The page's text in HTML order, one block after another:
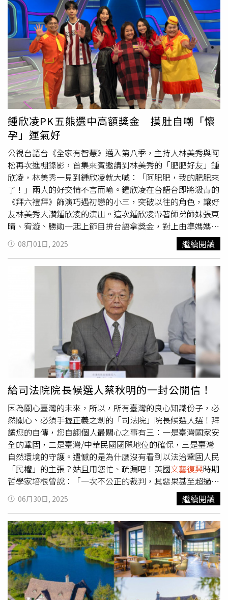
「AFC1626CGR 精湛型馬桶」則以節水、溫座與多段沖水
為訴求，在實用性與價格之間取得平衡，為消費者提供新選
擇。展場亦同步展出多款熱銷系列產品，讓參觀者能依據生
活型態獲得實際搭配靈感，感受設計為空間帶來的改變力
量。Berlolini品牌首度亮相・義式美學進駐日常全新衛浴品
牌Berlolini正式於本次展會亮相，以「義式典雅．智慧美
學」為品牌核心，將 文藝復興
時期的經典美感重新轉化為當
代設計語彙，推出造型洗臉盆、獨立浴缸與金屬工藝龍頭等
新品，展現對比例、材質與細節的堅持，為高端場域注入藝
術層次。2025建材展（新品牌發布）。（圖片提供／和
成）和成誠摯邀請經銷夥伴、設計專業人士與消費者蒞臨參
觀，體驗整體衛浴帶來的空間革新，共同打造更智慧、永續
的生活環境。展覽期間同步推出「好運一路發」雙重線上線
下活動，即日起至12/31(一)23:59止，於活動貼文TAG好友
並分享，即可抽齊柏林桌曆與月曆共20份；
12/11(四)~12/14(日)現場參加刮刮樂活動，即可獲精美小
禮物，每日限量100份，贈完為止。展覽時間｜
2025/12/11(四)-12/14(日)10:00-18:00（最後一天16:00結
束） 展覽地點｜南港展覽館1館一樓I-1106（攤位於展場左
上方）活動官網：https://reurl.cc/MMXqz4
更陸續完成國內最大的兒童遊戲場熊猴森樂園、海世界水樂
園等親子休憩設施，滿足各年齡層共融需求。新北市府從水
岸休憩城市的角度出發，近年於新北大都會公園園區舉辦多
場大型活動，光是今年上半年吸引超過2000萬人次造訪，
稱霸全台，成為親子出遊、民眾休閒、青年運動及活動舉辦
的熱門地點。新北市高灘處長黃裕斌表示，新北大都會公園
白天熱鬧多彩，夜晚同樣迷人，橫跨園區兩岸的「辰光橋」
融合河岸景致與藝術美學，夜間在光雕映照下，如銀河般的
曲線橋身別具浪漫。義大利是文藝復興之都，高灘處今年1
月推出「情繫辰光」光雕展，首次參賽便獲義大利指標性獎
項，為新北市的光環境營造再添國際榮耀，再次驗證新北軟
實力。高灘處說，根據大數據分析，海世界水樂園為雙北玩
水熱門景點討論度排行榜第1名。由於國內旅遊熱度持續升
高，民眾可結合新莊、五股及三蘆等周邊景點，以大都會公
園為核心安排1至2天的輕旅行。來自桃園、育有2子的王先
生表示，暑假常搭乘機捷到大都會公園野餐，熊猴森樂園周
邊有寬闊的綠地空間，適合全家放鬆休憩，小朋友最愛的海
世界水樂園更是人潮滿滿，園區設施安全友善，家長放心、
孩子玩得盡興。
鍾欣凌PK五熊選中高額獎金 摸肚自嘲「懷
孕」運氣好
公視台語台《全家有智慧》邁入第八季，主持人林美秀與阿
松再次進棚錄影，首集來賓邀請到林美秀的「肥肥好友」鍾
欣凌，林美秀一見到鍾欣凌就大喊：「阿肥肥，我的肥肥來
了！」兩人的好交情不言而喻。鍾欣凌在台語台即將殺青的
《拜六禮拜》飾演巧遇初戀的小三，突破以往的角色，讓好
友林美秀大讚鍾欣凌的演出。這次鍾欣凌帶著師弟師妹張東
晴、宥漩、勝勛一起上節目拚台語拿獎金，對上由準媽媽蔡
頤榛（五熊），以及老公張皓羽、知名劇集飾演Sega老師
的陳彥嘉、魔術師好友朱宣翰。蔡頤榛首度與老公合體上節
目，希望兒子好運帶財能搶下百萬。節目從第七季開始祭出
高額獎金，林美秀分享上次遇到第七季的百萬得主，「他跟
我說有拿到獎金，我說多少？他說100萬。」阿松也掛保
證，「真的把百萬送出去，不是開玩笑，我們都玩真的。」
讓現場哄堂大笑。為帶給觀眾全新視覺體驗，這季節目更加
入AI科技，讓歷史老照片轉成會動的影片，鍾欣凌卻被日本
式風格建築物「總督府」的台語發音考倒，
連林美秀跟隊友都忍不住頻頻給提示，鍾欣凌聽得一頭霧
水，大聲抱怨：「你們打Pass認真打啦！看了好累。」兩隊
分數持續拉扯，最後隊長們P.K.選關鍵字聯想題會有相對應
獎金，鍾欣凌一路都幸運選中高額獎金，好運爆棚讓她自嘲
邊在肚子比動作：「其實我可能懷孕了，有可能！」更緊張
到讓鍾欣凌大喊：「要生了！」生動模樣讓現場大家笑成一
片。更讓阿松捏一把冷汗的是，鍾欣凌將俗語「舉頭三尺有
神明」的台語「攑頭（Gia̍h-thâu）」離譜念錯，讓阿松趕
緊跳出來糾正。張皓羽（左二起）與準媽媽五熊及陳彥嘉、
朱宣翰，希望懷兒子帶財搶百萬。（圖／公視台語台提供）
08月01日, 2025 繼續閱讀
給司法院院長候選人蔡秋明的一封公開信！
因為關心臺灣的未來，所以，所有臺灣的良心知識份子，必
然關心、必須手握正義之劍的「司法院」院長候選人選！拜
讀您的自傳，您自詡個人最關心之事有三：一是臺灣國家安
全的鞏固，二是臺灣/中華民國國際地位的確保，三是臺灣
自然環境的守護。遺憾的是為什麼沒有看到以法治鞏固人民
「民權」的主張？姑且用您忙、疏漏吧！英國文藝復興時期
哲學家培根曾說：「一次不公正的裁判，其惡果甚至超過十
次犯罪！」您是檢察體系出身，臺灣檢調起訴之氾濫，是制
度問題抑或是心貪的問題？您是否承認這事實？您能否剷除
這些「司法雜質」？您開宗明義提及您力爭上游的動力來自
您的母親，因礙於當時重男輕女的觀念，竟無機會踏進學校
大門⋯對此您深感不平！我是一個喜歡歷史、讀歷史的人，
還原您母親的際遇，來自於日本殖民統治下的衍生，婦女的
人權完全被剝削，更何況讀書？當時女人的地位，連上桌與
男人吃飯的權利都沒有！您提及有幸拿到了國家獎學金出國
讀書，再次還原歷史：日本統治時期嚴控殖民人民的知識，
06月30日, 2025 繼續閱讀